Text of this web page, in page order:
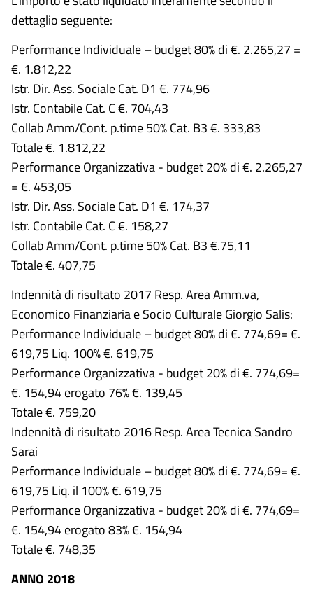
dettaglio seguente:
Performance Individuale – budget 80% di €. 2.265,27 =
€. 1.812,22
Istr. Dir. Ass. Sociale Cat. D1 €. 774,96
Istr. Contabile Cat. C €. 704,43
Collab Amm/Cont. p.time 50% Cat. B3 €. 333,83
Totale €. 1.812,22
Performance Organizzativa - budget 20% di €. 2.265,27
= €. 453,05
Istr. Dir. Ass. Sociale Cat. D1 €. 174,37
Istr. Contabile Cat. C €. 158,27
Collab Amm/Cont. p.time 50% Cat. B3 €.75,11
Totale €. 407,75
Indennità di risultato 2017 Resp. Area Amm.va,
Economico Finanziaria e Socio Culturale Giorgio Salis:
Performance Individuale – budget 80% di €. 774,69= €.
619,75 Liq. 100% €. 619,75
Performance Organizzativa - budget 20% di €. 774,69=
€. 154,94 erogato 76% €. 139,45
Totale €. 759,20
Indennità di risultato 2016 Resp. Area Tecnica Sandro
Sarai
Performance Individuale – budget 80% di €. 774,69= €.
619,75 Liq. il 100% €. 619,75
Performance Organizzativa - budget 20% di €. 774,69=
€. 154,94 erogato 83% €. 154,94
Totale €. 748,35
ANNO 2018